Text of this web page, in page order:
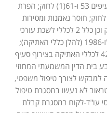
שמירה על כבוד המקצוע לפי סעיפים 53 ו-61(1) לחוק; הפרת
סעיף 85 לחוק בצירוף סעיף 86 לחוק; חוסר נאמנות ומסירות
ללקוח לפי סעיפים 54 ו-61 לחוק וכן כלל 2 לכללי לשכת עורכי
הדין (אתיקה מקצועית), התשמ"ו-1986 (להלן כללי האתיקה);
הפרת כללים 11, 39, 40, 41 ו-42 לכללי האתיקה בצירוף סעיף
לחוק. ד. ביום 21.1.10 קבע בית הדין המשמעתי המחוזי
למבקש לצורך טיפול משפטי,
לא נעשו במסגרת טיפול
עו"ד-לקוח במסגרת קבלת